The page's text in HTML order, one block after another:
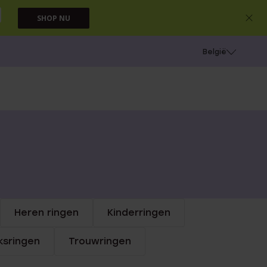
SHOP NU
België
Heren ringen Kinderringen
Trouwringen